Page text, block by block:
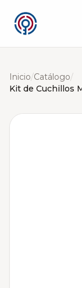
Inicio/Catálogo/